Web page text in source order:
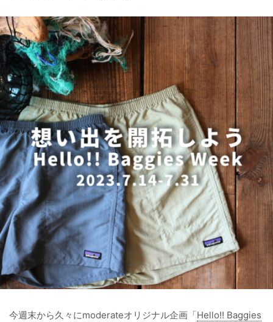
今週末から久々にmoderateオリジナル企画「Hello!! Baggies